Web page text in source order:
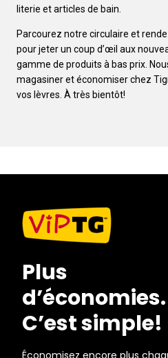
literie et articles de bain.
Parcourez notre circulaire et
pour jeter un coup d’œil aux
gamme de produits à bas prix.
magasiner et économiser chez
vos lèvres. À très bientôt!
Plus
d’économies.
C’est simple!
Économisez encore plus